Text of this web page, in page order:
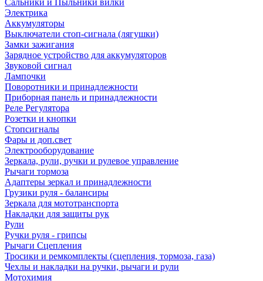
Сальники и Пыльники вилки
Электрика
Аккумуляторы
Выключатели стоп-сигнала (лягушки)
Замки зажигания
Зарядное устройство для аккумуляторов
Звуковой сигнал
Лампочки
Поворотники и принадлежности
Приборная панель и принадлежности
Реле Регулятора
Розетки и кнопки
Стопсигналы
Фары и доп.свет
Электрооборудование
Зеркала, рули, ручки и рулевое управление
Рычаги тормоза
Адаптеры зеркал и принадлежности
Грузики руля - балансиры
Зеркала для мототранспорта
Накладки для защиты рук
Рули
Ручки руля - грипсы
Рычаги Сцепления
Тросики и ремкомплекты (сцепления, тормоза, газа)
Чехлы и накладки на ручки, рычаги и рули
Мотохимия